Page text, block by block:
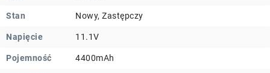
Stan Nowy, Zastępczy
Napięcie 11.1V
Pojemność 4400mAh